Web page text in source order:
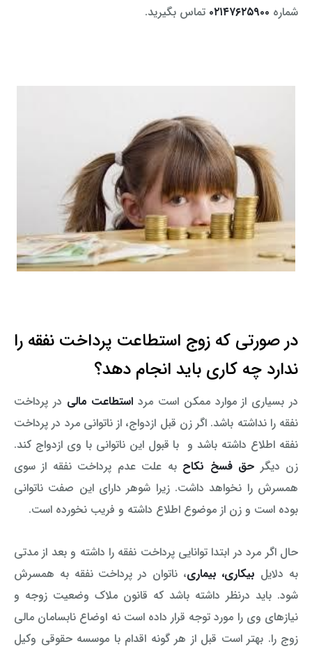
شماره ۰۲۱۴۷۶۲۵۹۰۰ تماس بگیرید.
در صورتی که زوج استطاعت پرداخت نفقه را
ندارد چه کاری باید انجام دهد؟
در بسیاری از موارد ممکن است مرداستطاعت مالی در پرداخت
نفقه را نداشته باشد. اگر زن قبل ازدواج، از ناتوانی مرد در پرداخت
نفقه اطلاع داشته باشد و با قبول این ناتوانی با وی ازدواج کند.
زن دیگر حق فسخ نکاح به علت عدم پرداخت نفقه از سوی
همسرش را نخواهد داشت. زیرا شوهر دارای این صفت ناتوانی
بوده است و زن از موضوع اطلاع داشته و فریب نخورده است.
حال اگر مرد در ابتدا توانایی پرداخت نفقه را داشته و بعد از مدتی
به دلایل بیکاری، بیماری، ناتوان در پرداخت نفقه به همسرش
شود. باید درنظر داشته باشد که قانون ملاک وضعیت زوجه و
نیازهای وی را مورد توجه قرار داده است نه اوضاع نابسامان مالی
زوج را. بهتر است قبل از هر گونه اقدام با موسسه حقوقی وکیل